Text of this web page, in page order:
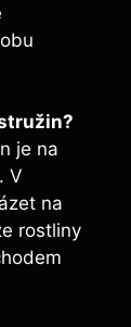
je na
V
na
rostliny